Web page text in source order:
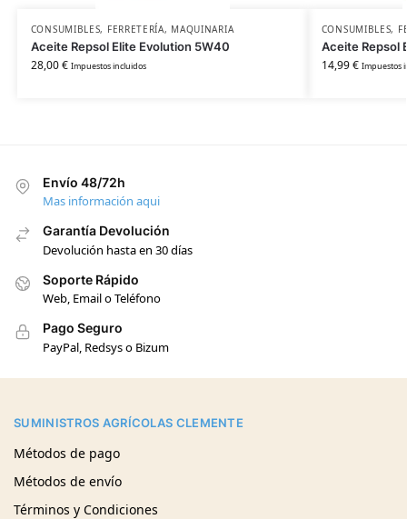
CONSUMIBLES, FERRETERÍA, MAQUINARIA
Aceite Repsol Elite Evolution 5W40
28,00€ Impuestos incluidos
CONSUMIBLES,
Aceite Repsol
14,99€ Impuestos
Envío 48/72h
Mas información aqui
Garantía Devolución
Devolución hasta en 30 días
Soporte Rápido
Web, Email o Teléfono
Pago Seguro
PayPal, Redsys o Bizum
SUMINISTROS AGRÍCOLAS CLEMENTE
Métodos de pago
Métodos de envío
Términos y Condiciones